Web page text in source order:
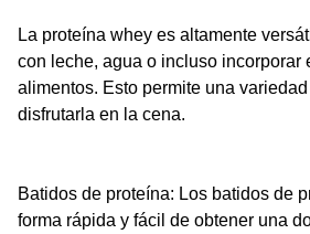
La proteína whey es altamente
con leche, agua o incluso incorporar
alimentos. Esto permite una
disfrutarla en la cena.
Batidos de proteína: Los batidos de
forma rápida y fácil de obtener una